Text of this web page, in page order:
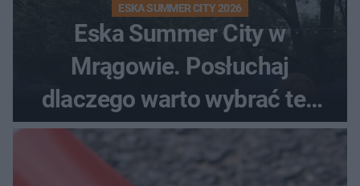
ESKA SUMMER CITY 2026
Eska Summer City w
Mrągowie. Posłuchaj
dlaczego warto wybrać ten
kierunek na urlop!